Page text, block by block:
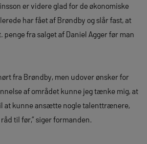
er videre glad for de økonomiske
har fået af Brøndby og slår fast, at
penge fra salget af Daniel Agger før man
fra Brøndby, men udover ønsker for
af området kunne jeg tænke mig, at
at kunne ansætte nogle talenttrænere,
til før,” siger formanden.